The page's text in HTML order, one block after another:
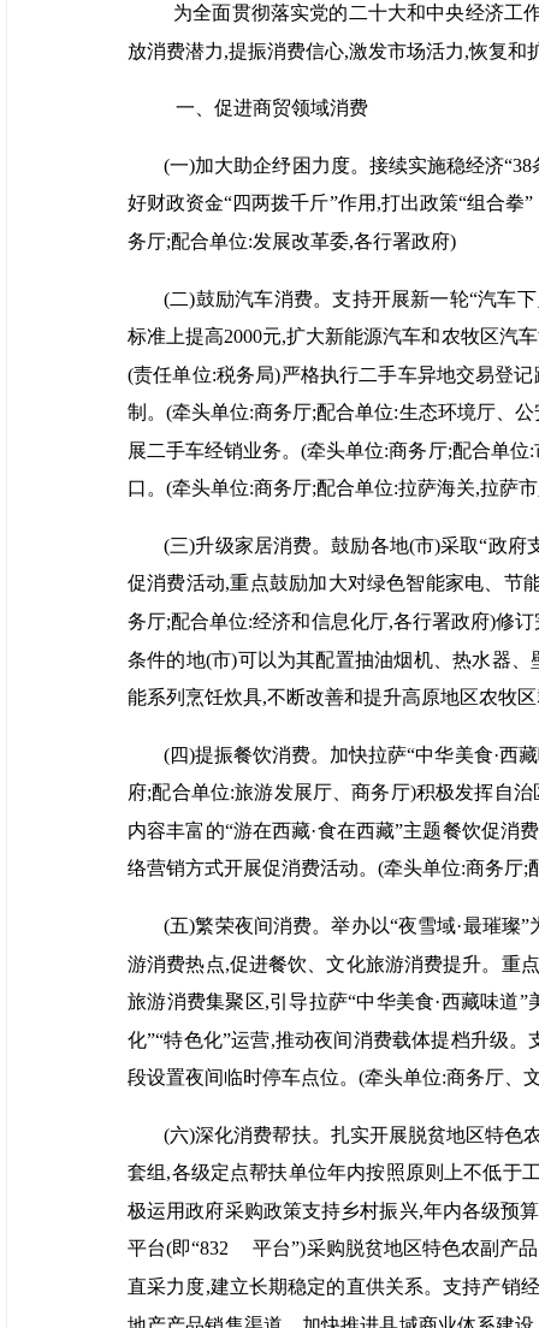
为全面贯彻落实党的二十大和中央经济工
放消费潜力,提振消费信心,激发市场活力,恢复
一、促进商贸领域消费
(一)加大助企纾困力度。接续实施稳经济
好财政资金“四两拨千斤”作用,打出政策“组合
务厅;配合单位:发展改革委,各行署政府)
(二)鼓励汽车消费。支持开展新一轮“汽车
标准上提高2000元,扩大新能源汽车和农牧区汽
(责任单位:税务局)严格执行二手车异地交易登
制。(牵头单位:商务厅;配合单位:生态环境厅、
展二手车经销业务。(牵头单位:商务厅;配合单
口。(牵头单位:商务厅;配合单位:拉萨海关,拉萨
(三)升级家居消费。鼓励各地(市)采取“政
促消费活动,重点鼓励加大对绿色智能家电、节
务厅;配合单位:经济和信息化厅,各行署政府)修
条件的地(市)可以为其配置抽油烟机、热水器
能系列烹饪炊具,不断改善和提升高原地区农牧
(四)提振餐饮消费。加快拉萨“中华美食·西
府;配合单位:旅游发展厅、商务厅)积极发挥自
内容丰富的“游在西藏·食在西藏”主题餐饮促
络营销方式开展促消费活动。(牵头单位:商务厅;
(五)繁荣夜间消费。举办以“夜雪域·最璀璨
游消费热点,促进餐饮、文化旅游消费提升。重
旅游消费集聚区,引导拉萨“中华美食·西藏味道
化”“特色化”运营,推动夜间消费载体提档升级
段设置夜间临时停车点位。(牵头单位:商务厅、
(六)深化消费帮扶。扎实开展脱贫地区特色
套组,各级定点帮扶单位年内按照原则上不低于
极运用政府采购政策支持乡村振兴,年内各级预
平台(即“832 平台”)采购脱贫地区特色农副产
直采力度,建立长期稳定的直供关系。支持产销